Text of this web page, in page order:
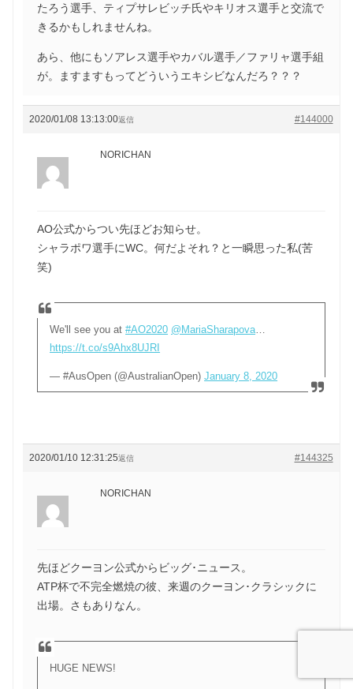
たろう選手、ティプサレビッチ氏やキリオス選手と交流で
きるかもしれませんね。
あら、他にもソアレス選手やカバル選手／ファリャ選手組
が。ますますもってどういうエキシビなんだろ？？？
2020/01/08 13:13:00 #144000
返信
NORICHAN
AO公式からつい先ほどお知らせ。
シャラポワ選手にWC。何だよそれ？と一瞬思った私(苦
笑)
We'll see you at#AO2020 @MariaSharapova…
https://t.co/s9Ahx8UJRI
— #AusOpen (@AustralianOpen)January 8, 2020
2020/01/10 12:31:25 #144325
返信
NORICHAN
先ほどクーヨン公式からビッグ･ニュース。
ATP杯で不完全燃焼の彼、来週のクーヨン･クラシックに
出場。さもありなん。
HUGE NEWS!